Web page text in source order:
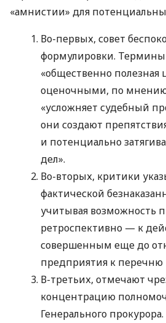
«амнистии» для
Во-первых, совет
формулировки.
«общественно полезная
оценочными, по мнению
«усложняет судебный
они создают
и потенциально
дел».
Во-вторых, критики
фактической
учитывая возможность
ретроспективно — к
совершенным еще до
предприятия к перечню
В-третьих, отмечают
концентрацию
Генерального